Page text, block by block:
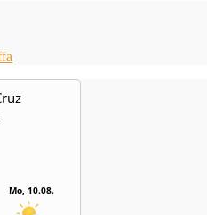
Mo, 10.08.